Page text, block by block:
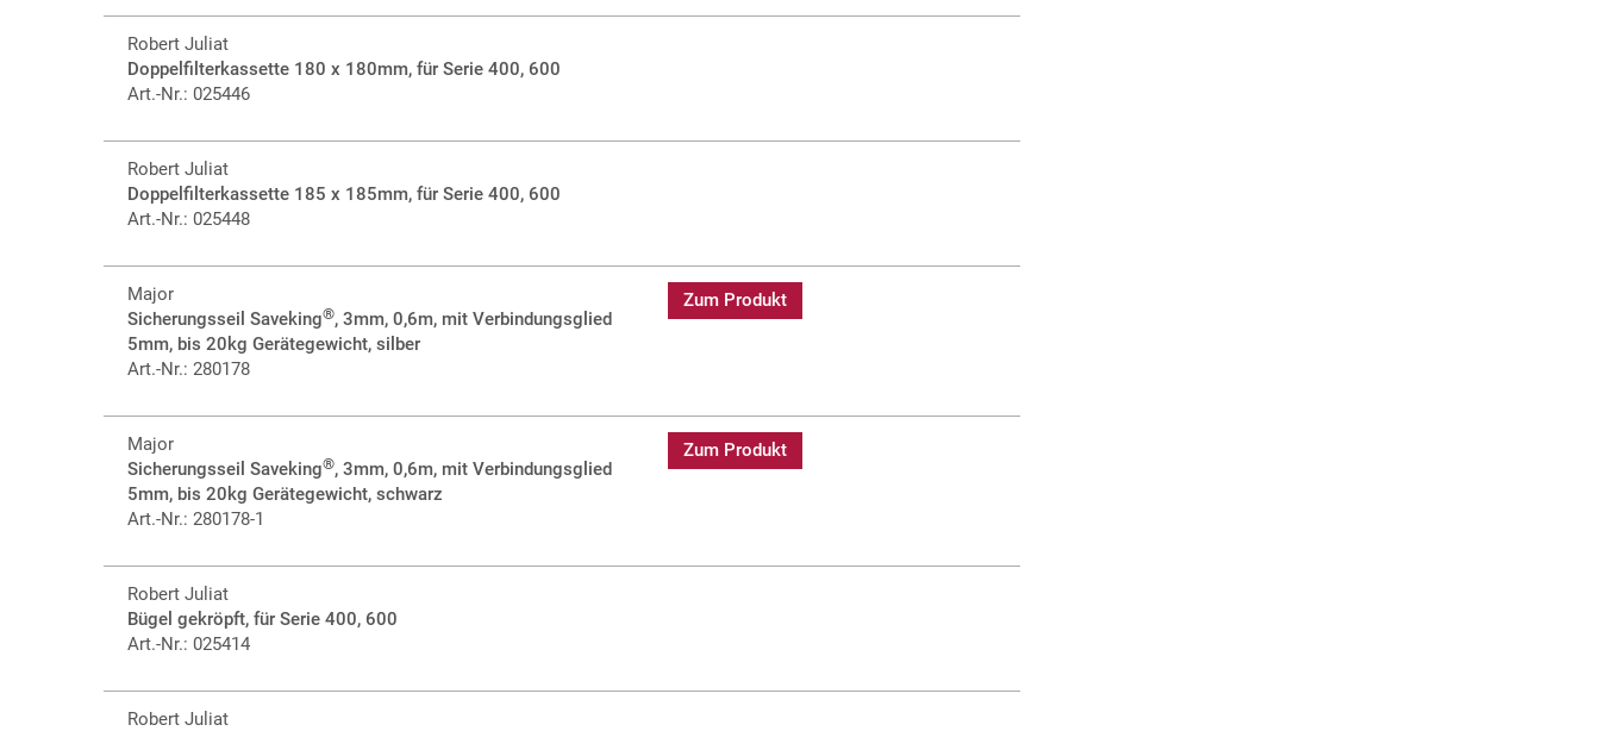
Robert Juliat
Doppelfilterkassette 180 x 180mm, für Serie 400, 600
Art.-Nr.: 025446
Robert Juliat
Doppelfilterkassette 185 x 185mm, für Serie 400, 600
Art.-Nr.: 025448
Major
Sicherungsseil Saveking®, 3mm, 0,6m, mit Verbindungsglied
5mm, bis 20kg Gerätegewicht, silber
Art.-Nr.: 280178
Zum Produkt
Major
Sicherungsseil Saveking®, 3mm, 0,6m, mit Verbindungsglied
5mm, bis 20kg Gerätegewicht, schwarz
Art.-Nr.: 280178-1
Zum Produkt
Robert Juliat
Bügel gekröpft, für Serie 400, 600
Art.-Nr.: 025414
Robert Juliat